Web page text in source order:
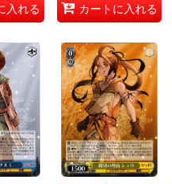
入れる カートに入れる